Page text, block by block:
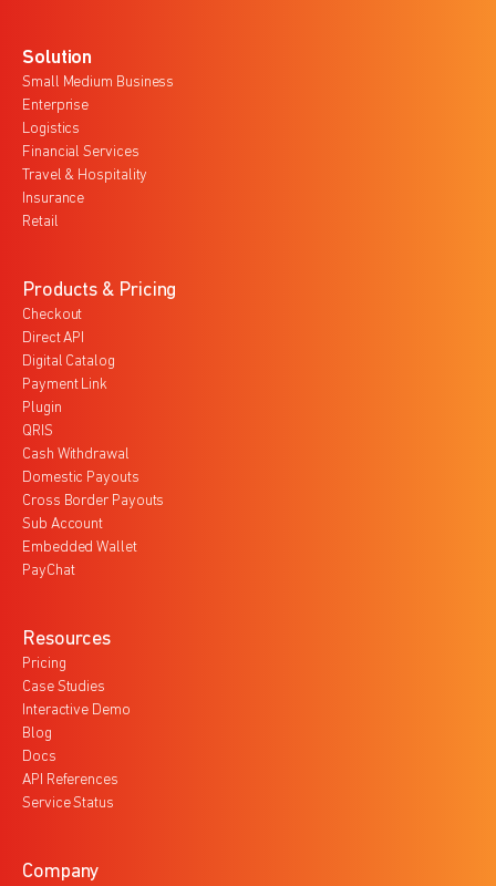
Solution
Small Medium Business
Enterprise
Logistics
Financial Services
Travel & Hospitality
Insurance
Retail
Products & Pricing
Checkout
Direct API
Digital Catalog
Payment Link
Plugin
QRIS
Cash Withdrawal
Domestic Payouts
Cross Border Payouts
Sub Account
Embedded Wallet
PayChat
Resources
Pricing
Case Studies
Interactive Demo
Blog
Docs
API References
Service Status
Company